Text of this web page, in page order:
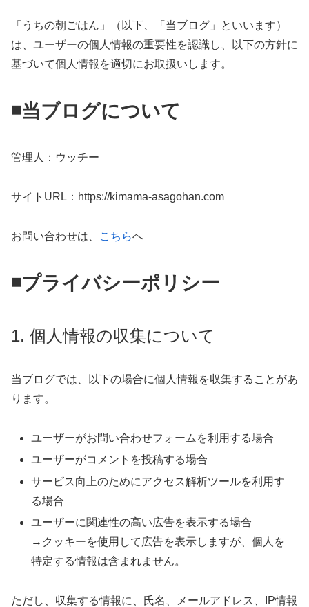
「うちの朝ごはん」（以下、「当ブログ」といいます）
は、ユーザーの個人情報の重要性を認識し、以下の方針に
基づいて個人情報を適切にお取扱いします。
◾️当ブログについて
管理人：ウッチー
サイトURL：https://kimama-asagohan.com
お問い合わせは、 こちらへ
◾️プライバシーポリシー
1. 個人情報の収集について
当ブログでは、以下の場合に個人情報を収集することがあ
ります。
ユーザーがお問い合わせフォームを利用する場合
ユーザーがコメントを投稿する場合
サービス向上のためにアクセス解析ツールを利用す
る場合
ユーザーに関連性の高い広告を表示する場合
→クッキーを使用して広告を表示しますが、個人を
特定する情報は含まれません。
ただし、収集する情報に、氏名、メールアドレス、IP情報